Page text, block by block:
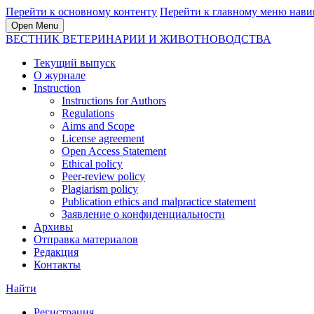
Перейти к основному контенту Перейти к главному меню
Open Menu
ВЕСТНИК ВЕТЕРИНАРИИ И ЖИВОТНОВОДСТВА
Текущий выпуск
О журнале
Instruction
Instructions for Authors
Regulations
Aims and Scope
License agreement
Open Access Statement
Ethical policy
Peer-review policy
Plagiarism policy
Publication ethics and malpractice statement
Заявление о конфиденциальности
Архивы
Отправка материалов
Редакция
Контакты
Найти